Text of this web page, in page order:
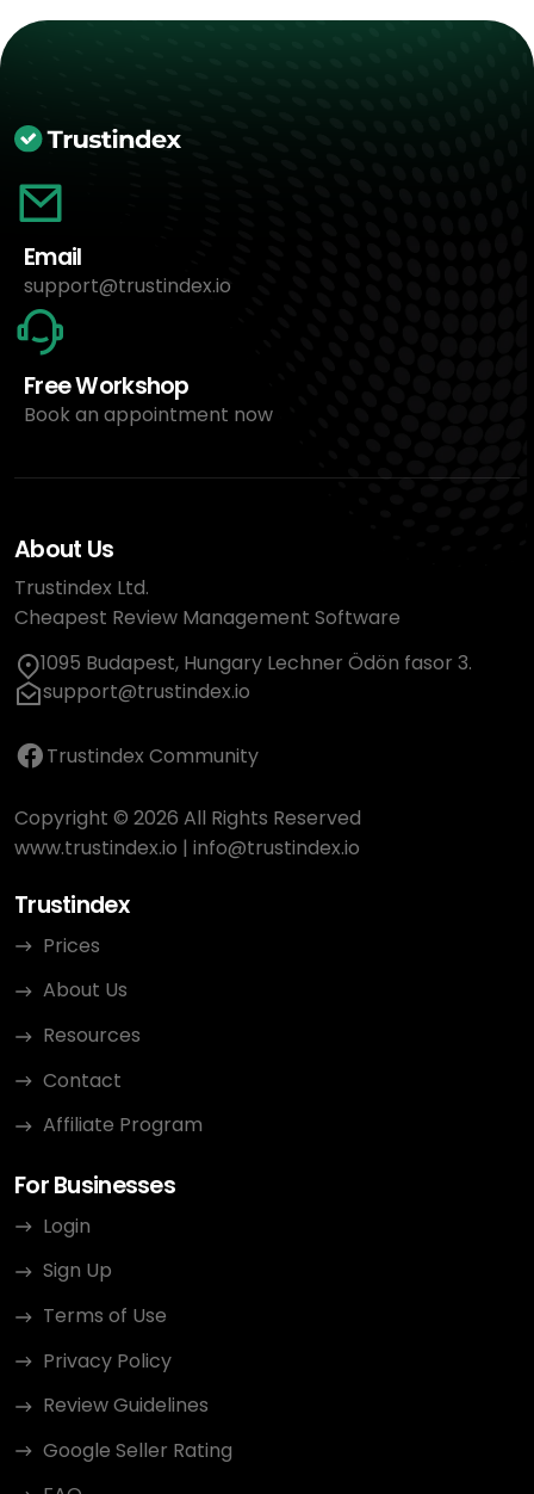
Email
support@trustindex.io
Free Workshop
Book an appointment now
About Us
Trustindex Ltd.
Cheapest Review Management Software
1095 Budapest, Hungary Lechner Ödön fasor 3.
support@trustindex.io
Trustindex Community
Copyright © 2026 All Rights Reserved
www.trustindex.io | info@trustindex.io
Trustindex
Prices
About Us
Resources
Contact
Affiliate Program
For Businesses
Login
Sign Up
Terms of Use
Privacy Policy
Review Guidelines
Google Seller Rating